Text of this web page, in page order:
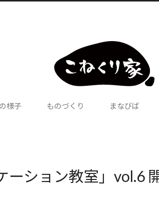
様子 ものづくり まなびば
ーション教室」vol.6